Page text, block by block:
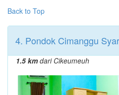
Back to Top
4. Pondok Cimanggu
1.5 kmdari Cikeumeuh